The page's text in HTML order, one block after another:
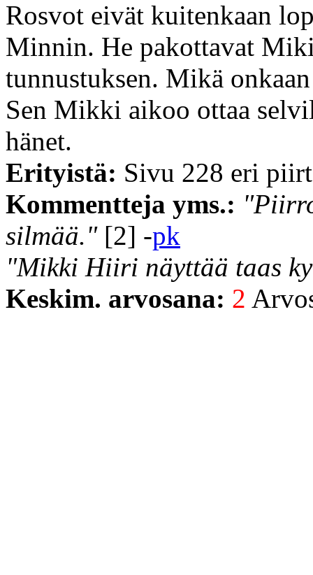
Rosvot eivät kuitenkaan
Minnin. He pakottavat
tunnustuksen. Mikä
Sen Mikki aikoo ottaa
hänet.
Erityistä: Sivu 228 eri
Kommentteja yms.:
silmää."[2] -pk
"Mikki Hiiri näyttää taas
Keskim. arvosana: 2